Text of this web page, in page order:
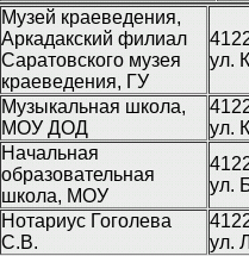
Музей краеведения,
Аркадакский филиал
Саратовского музея
краеведения, ГУ
ул.
Музыкальная школа,
МОУ ДОД
ул.
Начальная
образовательная
школа, МОУ
ул.
Нотариус Гоголева
С.В.
ул.